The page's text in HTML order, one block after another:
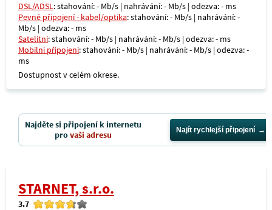
DSL/ADSL: stahování: - Mb/s | nahrávání: - Mb/s | odezva: - ms
Pevné připojení - kabel/optika: stahování: - Mb/s | nahrávání: -
Mb/s | odezva: - ms
Satelitní: stahování: - Mb/s | nahrávání: - Mb/s | odezva: - ms
Mobilní připojení: stahování: - Mb/s | nahrávání: - Mb/s | odezva: -
ms
Dostupnost v celém okrese.
Najděte si připojení k internetu
provaši adresu Najít rychlejší připojení
STARNET, s.r.o.
3.7